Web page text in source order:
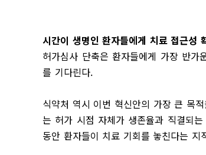
시간이 생명인 환자들에게 치료 접근성
허가심사 단축은 환자들에게 가장 반
를 기다린다.
식약처 역시 이번 혁신안의 가장 큰 목
는 허가 시점 자체가 생존율과 직결되
동안 환자들이 치료 기회를 놓친다는 지